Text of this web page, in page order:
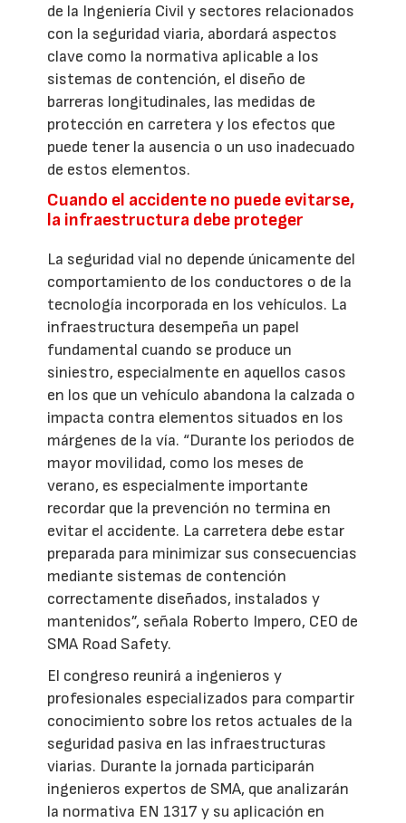
de la Ingeniería Civil y sectores relacionados
con la seguridad viaria, abordará aspectos
clave como la normativa aplicable a los
sistemas de contención, el diseño de
barreras longitudinales, las medidas de
protección en carretera y los efectos que
puede tener la ausencia o un uso inadecuado
de estos elementos.
Cuando el accidente no puede evitarse,
la infraestructura debe proteger
La seguridad vial no depende únicamente del
comportamiento de los conductores o de la
tecnología incorporada en los vehículos. La
infraestructura desempeña un papel
fundamental cuando se produce un
siniestro, especialmente en aquellos casos
en los que un vehículo abandona la calzada o
impacta contra elementos situados en los
márgenes de la vía. “Durante los periodos de
mayor movilidad, como los meses de
verano, es especialmente importante
recordar que la prevención no termina en
evitar el accidente. La carretera debe estar
preparada para minimizar sus consecuencias
mediante sistemas de contención
correctamente diseñados, instalados y
mantenidos”, señala Roberto Impero, CEO de
SMA Road Safety.
El congreso reunirá a ingenieros y
profesionales especializados para compartir
conocimiento sobre los retos actuales de la
seguridad pasiva en las infraestructuras
viarias. Durante la jornada participarán
ingenieros expertos de SMA, que analizarán
la normativa EN 1317 y su aplicación en